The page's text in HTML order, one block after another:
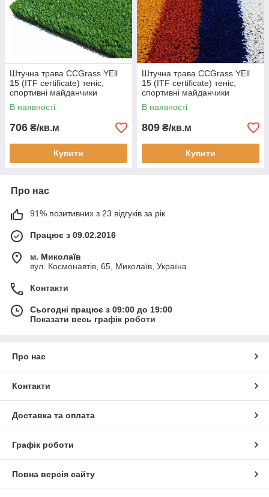
Штучна трава CCGrass YEll
15 (ITF certificate) теніс,
спортивні майданчики
В наявності
706 ₴/кв.м
Купити
Штучна трава CCGrass YEll
15 (ITF certificate) теніс,
спортивні майданчики
В наявності
809 ₴/кв.м
Купити
Про нас
91% позитивних з 23 відгуків за рік
Працює з 09.02.2016
м. Миколаїв
вул. Космонавтів, 65, Миколаїв, Україна
Контакти
Сьогодні працює з 09:00 до 19:00
Показати весь графік роботи
Про нас
Контакти
Доставка та оплата
Графік роботи
Повна версія сайту